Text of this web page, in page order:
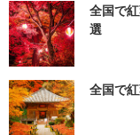
全国で
選
全国で